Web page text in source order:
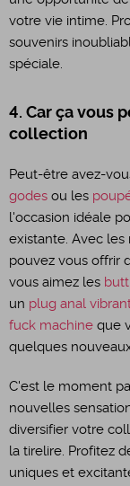
votre vie intime.
souvenirs
spéciale.
4. Car ça vous
collection
Peut-être avez-
godes ou les
l'occasion idéale
existante. Avec les
pouvez vous offrir
vous aimez les
un plug anal
fuck machine que
quelques
C'est le moment
nouvelles
diversifier votre
la tirelire. Profitez
uniques et